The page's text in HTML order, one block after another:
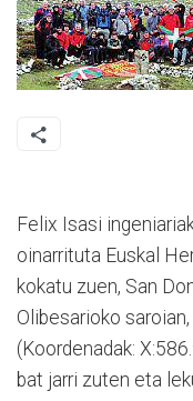
Felix Isasi
oinarrituta Euskal
kokatu zuen, San
Olibesarioko
(Koordenadak:
bat jarri zuten eta